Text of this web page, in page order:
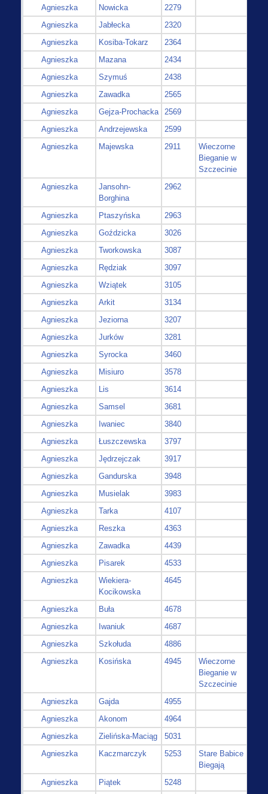
Agnieszka Nowicka
2279
Agnieszka
Jabłecka
2320
Agnieszka
Kosiba-Tokarz
2364
Agnieszka
Mazana
2434
Agnieszka
Szymuś
2438
Agnieszka
Zawadka
2565
Agnieszka
Gejza-Prochacka
2569
Agnieszka
Andrzejewska
2599
Agnieszka
Majewska 2911
Wieczorne
Bieganie w
Szczecinie
Agnieszka
Jansohn-
Borghina
2962
Agnieszka Ptaszyńska
2963
Agnieszka
Goździcka
3026
Agnieszka
Tworkowska
3087
Agnieszka
Rędziak
3097
Agnieszka
Wziątek
3105
Agnieszka
Arkit
3134
Agnieszka
Jeziorna
3207
Agnieszka
Jurków
3281
Agnieszka
Syrocka
3460
Agnieszka
Misiuro
3578
Agnieszka
Lis
3614
Agnieszka
Samsel
3681
Agnieszka
Iwaniec
3840
Agnieszka
Łuszczewska
3797
Agnieszka
Jędrzejczak
3917
Agnieszka
Gandurska
3948
Agnieszka
Musielak
3983
Agnieszka
Tarka
4107
Agnieszka
Reszka
4363
Agnieszka
Zawadka
4439
Agnieszka
Pisarek
4533
Agnieszka
Wiekiera-
Kocikowska
4645
Agnieszka Buła
4678
Agnieszka
Iwaniuk
4687
Agnieszka
Szkołuda
4886
Agnieszka
Kosińska 4945
Wieczorne
Bieganie w
Szczecinie
Agnieszka
Gajda
4955
Agnieszka
Akonom
4964
Agnieszka
Zielińska-Maciąg
5031
Agnieszka
Kaczmarczyk 5253
Stare Babice
Biegają
Agnieszka
Piątek
5248